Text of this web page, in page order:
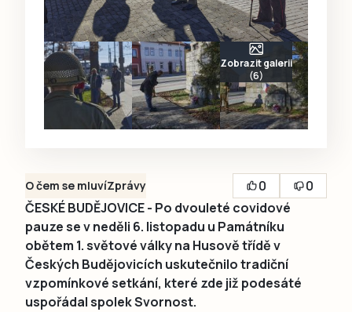
Zobrazit galerii
(6)
O čem se mluvíZprávy 0
0
ČESKÉ BUDĚJOVICE - Po dvouleté covidové
pauze se v neděli 6. listopadu u Památníku
obětem 1. světové války na Husově třídě v
Českých Budějovicích uskutečnilo tradiční
vzpomínkové setkání, které zde již podesáté
uspořádal spolek Svornost.